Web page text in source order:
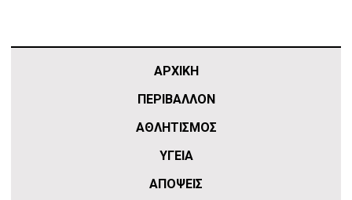
ΑΡΧΙΚΗ
ΠΕΡΙΒΑΛΛΟΝ
ΑΘΛΗΤΙΣΜΌΣ
ΥΓΕΙΑ
ΑΠΟΨΕΙΣ